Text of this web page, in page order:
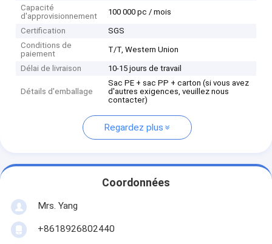
Capacité
d'approvisionnement
100 000 pc / mois
Certification
SGS
Conditions de
paiement
T/T, Western Union
Délai de livraison 10-15 jours de travail
Détails d'emballage
Sac PE + sac PP + carton (si vous avez
d'autres exigences, veuillez nous
contacter)
Regardez plus
Coordonnées
Mrs. Yang
+8618926802440